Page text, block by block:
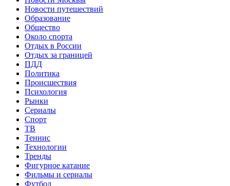
Новости путешествий
Образование
Общество
Около спорта
Отдых в России
Отдых за границей
ПДД
Политика
Происшествия
Психология
Рынки
Сериалы
Спорт
ТВ
Теннис
Технологии
Тренды
Фигурное катание
Фильмы и сериалы
Футбол